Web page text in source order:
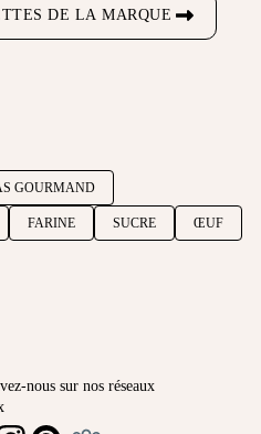
DE LA MARQUE
GOURMAND
FARINE SUCRE ŒUF
nous sur nos réseaux
PINTEREST